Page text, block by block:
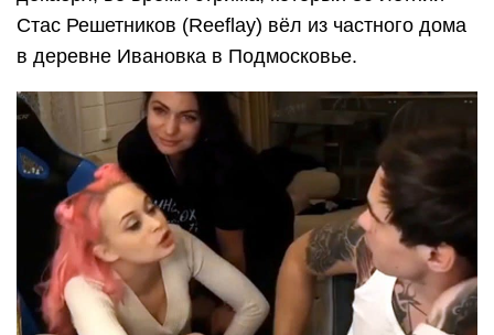
Стас Решетников (Reeflay) вёл из частного дома
в деревне Ивановка в Подмосковье.